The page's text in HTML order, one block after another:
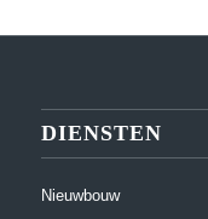
DIENSTEN
Nieuwbouw